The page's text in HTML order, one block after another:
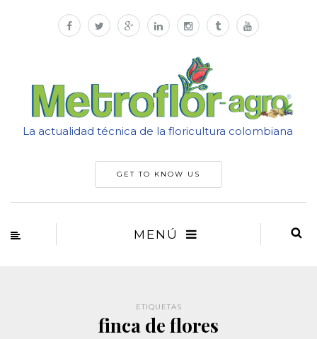
La actualidad técnica de la floricultura colombiana
GET TO KNOW US
MENÚ
ETIQUETAS
finca de flores